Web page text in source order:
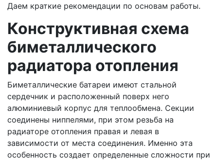
Даем краткие рекомендации по основам работы.
Конструктивная схема
биметаллического
радиатора отопления
Биметаллические батареи имеют стальной
сердечник и расположенный поверх него
алюминиевый корпус для теплообмена. Секции
соединены ниппелями, при этом резьба на
радиаторе отопления правая и левая в
зависимости от места соединения. Именно эта
особенность создает определенные сложности при